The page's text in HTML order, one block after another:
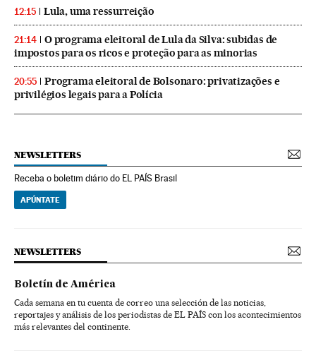
12:15 Lula, uma ressurreição
21:14
O programa eleitoral de Lula da Silva: subidas de
impostos para os ricos e proteção para as minorias
20:55
Programa eleitoral de Bolsonaro: privatizações e
privilégios legais para a Polícia
NEWSLETTERS
Receba o boletim diário do EL PAÍS Brasil
APÚNTATE
NEWSLETTERS
Boletín de América
Cada semana en tu cuenta de correo una selección de las noticias,
reportajes y análisis de los periodistas de EL PAÍS con los acontecimientos
más relevantes del continente.